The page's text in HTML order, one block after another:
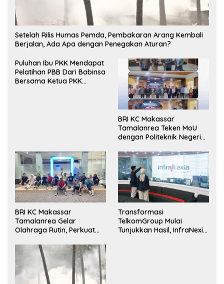
Setelah Rilis Humas Pemda, Pembakaran Arang Kembali
Berjalan, Ada Apa dengan Penegakan Aturan?
Puluhan Ibu PKK Mendapat
Pelatihan PBB Dari Babinsa
Bersama Ketua PKK
BRI KC Makassar
Tamalanrea Teken MoU
dengan Politeknik Negeri
Layanan Perbankan
BRI KC Makassar
Tamalanrea Gelar
Olahraga Rutin, Perkuat
Kerja Sehat
Transformasi
TelkomGroup Mulai
Tunjukkan Hasil, InfraNexia